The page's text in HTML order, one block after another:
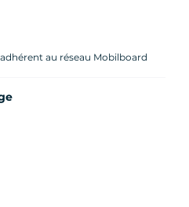
au réseau Mobilboard